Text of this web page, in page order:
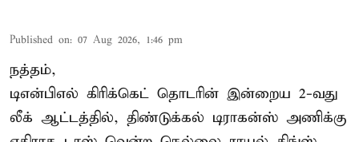
Published on: 07 Aug 2026, 1:46 pm
நத்தம்,
டிஎன்பிஎல் கிரிக்கெட் தொடரின் இன்றைய 2-வது
லீக் ஆட்டத்தில், திண்டுக்கல் டிராகன்ஸ் அணிக்கு